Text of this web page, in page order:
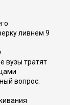
ливнем 9
вузы тратят
вопрос: